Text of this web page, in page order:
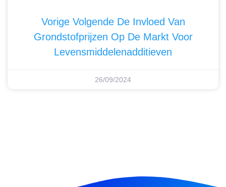
Vorige Volgende De Invloed Van
Grondstofprijzen Op De Markt Voor
Levensmiddelenadditieven
26/09/2024